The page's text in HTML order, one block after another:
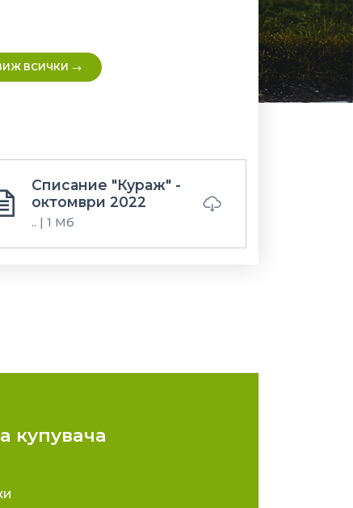
ВСИЧКИ
Списание "Кураж" -
октомври 2022
.. | 1 Мб
купувача